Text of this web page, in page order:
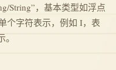
String”，基本类型如浮点
个字符表示，例如 I，表